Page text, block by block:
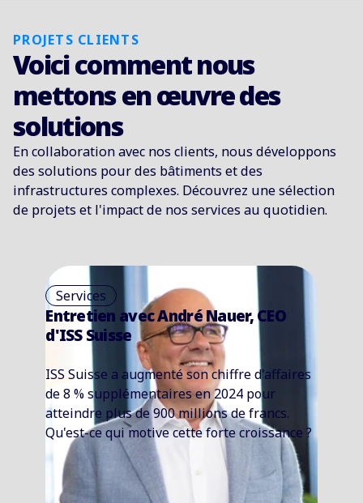
PROJETS CLIENTS
Voici comment nous
mettons en œuvre des
solutions
En collaboration avec nos clients, nous développons
des solutions pour des bâtiments et des
infrastructures complexes. Découvrez une sélection
de projets et l'impact de nos services au quotidien.
d'affaires
francs.
?
Services
« Nous identifions et
risques liés à la sécurité
un stade précoce »
Giampiero Brigante est
protection incendie chez ISS. Dans
entretien, il explique quels sont les
forts d'ISS en matière de protection
incendie.